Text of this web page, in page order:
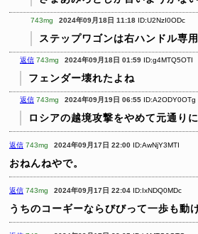
743mg 2024年09月18日 11:18 ID:U2NzI0ODc
ステップワゴンは右ハンドル専
返信 743mg 2024年09月18日 01:59 ID:g4MTQ5OTI
フェンダー壊れたよね
返信 743mg 2024年09月19日 06:55 ID:A2ODY0OTg
ロシアの越境攻撃をやめて元通り
返信 743mg 2024年09月17日 22:00 ID:AwNjY3MTI
おねんねやで。
返信 743mg 2024年09月17日 22:04 ID:IxNDQ0MDc
うちのコーギーならびびって一歩も動